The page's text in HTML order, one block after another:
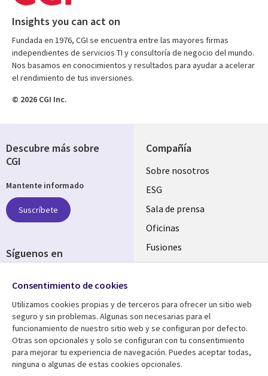
Insights you can act on
Fundada en 1976, CGI se encuentra entre las mayores firmas
independientes de servicios TI y consultoría de negocio del mundo.
Nos basamos en conocimientos y resultados para ayudar a acelerar
el rendimiento de tus inversiones.
© 2026 CGI Inc.
Compañía
Useful
links
SPAIN
Sobre nosotros
ESG
Sala de prensa
Oficinas
Fusiones
Inversores
Centro de Recursos
Library
Links
Artículos
Blogs
Ayuda
Legal
SPAIN
Aviso Legal
Política de Privacidad
Descubre más sobre
CGI
Mantente informado
Suscríbete
Síguenos en
Media
SPAIN
Consentimiento de cookies
Utilizamos cookies propias y de terceros para ofrecer un sitio web
seguro y sin problemas. Algunas son necesarias para el
funcionamiento de nuestro sitio web y se configuran por defecto.
Otras son opcionales y solo se configuran con tu consentimiento
para mejorar tu experiencia de navegación. Puedes aceptar todas,
ninguna o algunas de estas cookies opcionales.